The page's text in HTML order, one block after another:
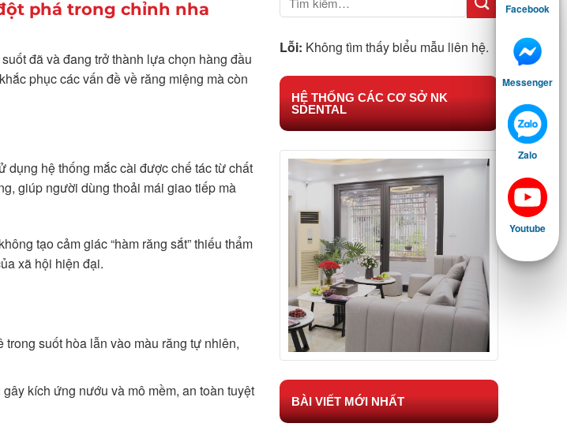
phá trong chỉnh nha
đã và đang trở thành lựa chọn hàng đầu
phục các vấn đề về răng miệng mà còn
dụng hệ thống mắc cài được chế tác từ chất
giúp người dùng thoải mái giao tiếp mà
tạo cảm giác “hàm răng sắt” thiếu thẩm
xã hội hiện đại.
suốt hòa lẫn vào màu răng tự nhiên,
kích ứng nướu và mô mềm, an toàn tuyệt
Lỗi: Không tìm thấy biểu mẫu liên hệ.
HỆ THỐNG CÁC CƠ SỞ NK
SDENTAL
BÀI VIẾT MỚI NHẤT
Facebook
Messenger
Zalo
Youtube